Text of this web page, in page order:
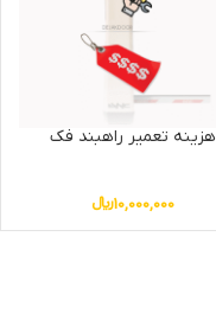
هزینه تعمیر راهبند فک
10,000,000﷼